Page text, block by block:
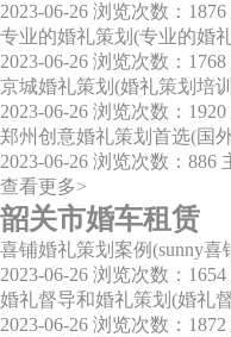
2023-06-26 浏览次数：1876
专业的婚礼策划(专业的婚
2023-06-26 浏览次数：1768
京城婚礼策划(婚礼策划培
2023-06-26 浏览次数：1920
郑州创意婚礼策划首选(国
2023-06-26 浏览次数：886
查看更多>
韶关市婚车租赁
喜铺婚礼策划案例(sunny喜
2023-06-26 浏览次数：1654
婚礼督导和婚礼策划(婚礼
2023-06-26 浏览次数：1872